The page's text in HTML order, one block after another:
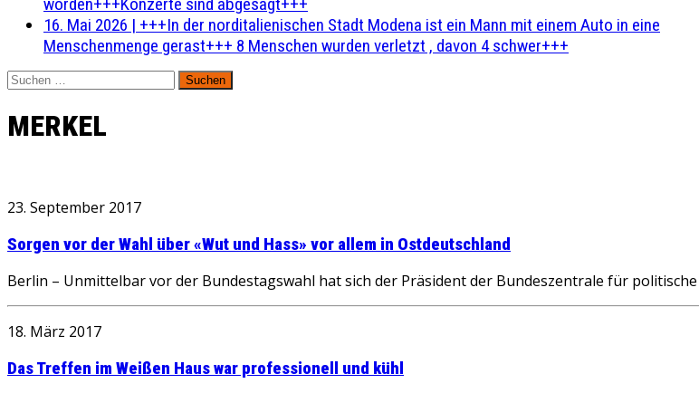
16. Mai 2026 | +++In der norditalienischen Stadt Modena ist ein Mann mit einem Auto in eine
Menschenmenge gerast+++ 8 Menschen wurden verletzt , davon 4 schwer+++
Suchen
nach:
MERKEL
23. September 2017
Sorgen vor der Wahl über «Wut und Hass» vor allem in Ostdeutschland
Berlin – Unmittelbar vor der Bundestagswahl hat sich der Präsident der Bundeszentrale für
18. März 2017
Das Treffen im Weißen Haus war professionell und kühl